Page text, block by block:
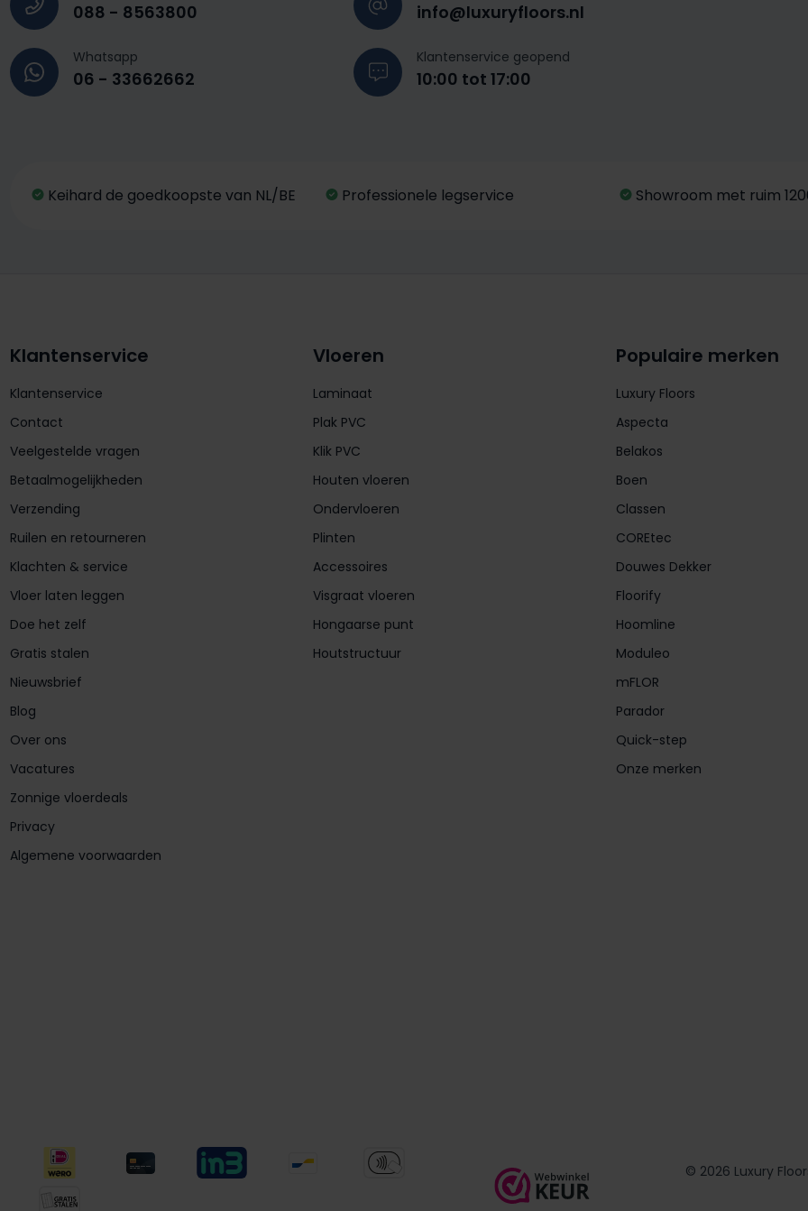
088 - 8563800 info@luxuryfloors.nl
Whatsapp
06 - 33662662
Klantenservice geopend
10:00 tot 17:00
Keihard de goedkoopste van NL/BE Professionele legservice Showroom met ruim
Klantenservice
Klantenservice
Contact
Veelgestelde vragen
Betaalmogelijkheden
Verzending
Ruilen en retourneren
Klachten & service
Vloer laten leggen
Doe het zelf
Gratis stalen
Nieuwsbrief
Blog
Over ons
Vacatures
Zonnige vloerdeals
Privacy
Algemene voorwaarden
Vloeren
Laminaat
Plak PVC
Klik PVC
Houten vloeren
Ondervloeren
Plinten
Accessoires
Visgraat vloeren
Hongaarse punt
Houtstructuur
Populaire merken
Luxury Floors
Aspecta
Belakos
Boen
Classen
COREtec
Douwes Dekker
Floorify
Hoomline
Moduleo
mFLOR
Parador
Quick-step
Onze merken
© 2026 Luxury